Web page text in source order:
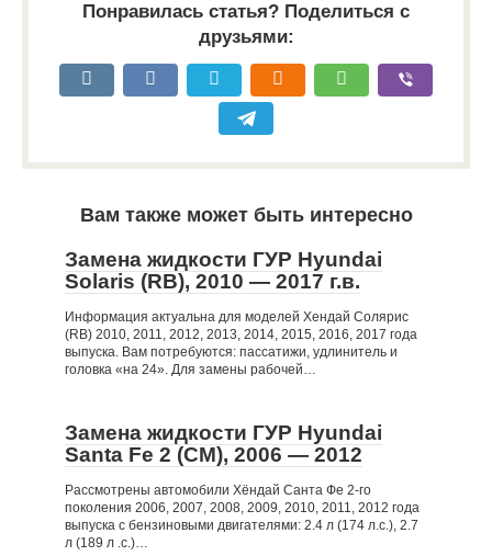
Понравилась статья? Поделиться с
друзьями:
Вам также может быть интересно
Замена жидкости ГУР Hyundai
Solaris (RB), 2010 — 2017 г.в.
Информация актуальна для моделей Хендай Солярис
(RB) 2010, 2011, 2012, 2013, 2014, 2015, 2016, 2017 года
выпуска. Вам потребуются: пассатижи, удлинитель и
головка «на 24». Для замены рабочей…
Замена жидкости ГУР Hyundai
Santa Fe 2 (CM), 2006 — 2012
Рассмотрены автомобили Хёндай Санта Фе 2-го
поколения 2006, 2007, 2008, 2009, 2010, 2011, 2012 года
выпуска с бензиновыми двигателями: 2.4 л (174 л.с.), 2.7
л (189 л .с.)…